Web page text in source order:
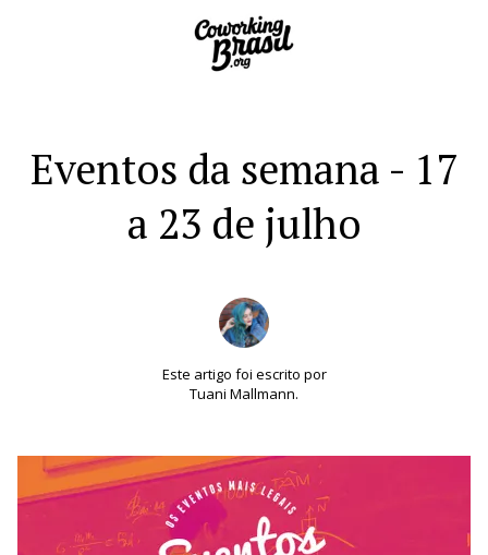
Eventos da semana - 17
a 23 de julho
Este artigo foi escrito por
Tuani Mallmann.